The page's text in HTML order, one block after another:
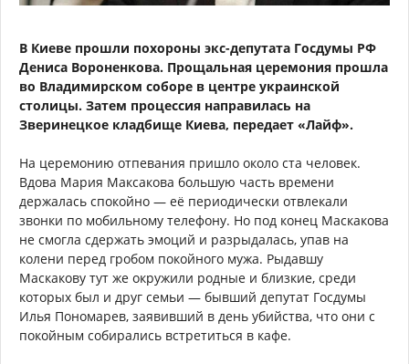
В Киеве прошли похороны экс-депутата Госдумы РФ
Дениса Вороненкова. Прощальная церемония прошла
во Владимирском соборе в центре украинской
столицы. Затем процессия направилась на
Зверинецкое кладбище Киева, передает «Лайф».
На церемонию отпевания пришло около ста человек.
Вдова Мария Максакова большую часть времени
держалась спокойно — её периодически отвлекали
звонки по мобильному телефону. Но под конец Маскакова
не смогла сдержать эмоций и разрыдалась, упав на
колени перед гробом покойного мужа. Рыдавшу
Маскакову тут же окружили родные и близкие, среди
которых был и друг семьи — бывший депутат Госдумы
Илья Пономарев, заявивший в день убийства, что они с
покойным собирались встретиться в кафе.